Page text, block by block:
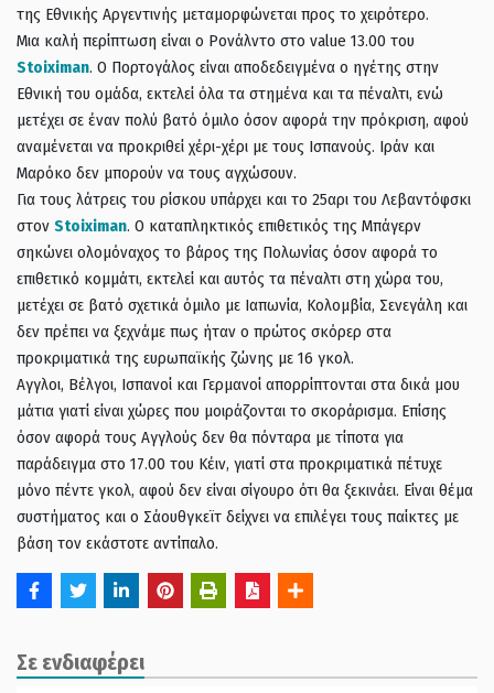
της Εθνικής Αργεντινής μεταμορφώνεται προς το χειρότερο.
Μια καλή περίπτωση είναι ο Ρονάλντο στο value 13.00 του
Stoiximan. Ο Πορτογάλος είναι αποδεδειγμένα ο ηγέτης στην
Εθνική του ομάδα, εκτελεί όλα τα στημένα και τα πέναλτι, ενώ
μετέχει σε έναν πολύ βατό όμιλο όσον αφορά την πρόκριση, αφού
αναμένεται να προκριθεί χέρι-χέρι με τους Ισπανούς. Ιράν και
Μαρόκο δεν μπορούν να τους αγχώσουν.
Για τους λάτρεις του ρίσκου υπάρχει και το 25αρι του Λεβαντόφσκι
στον Stoiximan. Ο καταπληκτικός επιθετικός της Μπάγερν
σηκώνει ολομόναχος το βάρος της Πολωνίας όσον αφορά το
επιθετικό κομμάτι, εκτελεί και αυτός τα πέναλτι στη χώρα του,
μετέχει σε βατό σχετικά όμιλο με Ιαπωνία, Κολομβία, Σενεγάλη και
δεν πρέπει να ξεχνάμε πως ήταν ο πρώτος σκόρερ στα
προκριματικά της ευρωπαϊκής ζώνης με 16 γκολ.
Αγγλοι, Βέλγοι, Ισπανοί και Γερμανοί απορρίπτονται στα δικά μου
μάτια γιατί είναι χώρες που μοιράζονται το σκοράρισμα. Επίσης
όσον αφορά τους Αγγλούς δεν θα πόνταρα με τίποτα για
παράδειγμα στο 17.00 του Κέιν, γιατί στα προκριματικά πέτυχε
μόνο πέντε γκολ, αφού δεν είναι σίγουρο ότι θα ξεκινάει. Είναι θέμα
συστήματος και ο Σάουθγκεϊτ δείχνει να επιλέγει τους παίκτες με
βάση τον εκάστοτε αντίπαλο.
Σε ενδιαφέρει